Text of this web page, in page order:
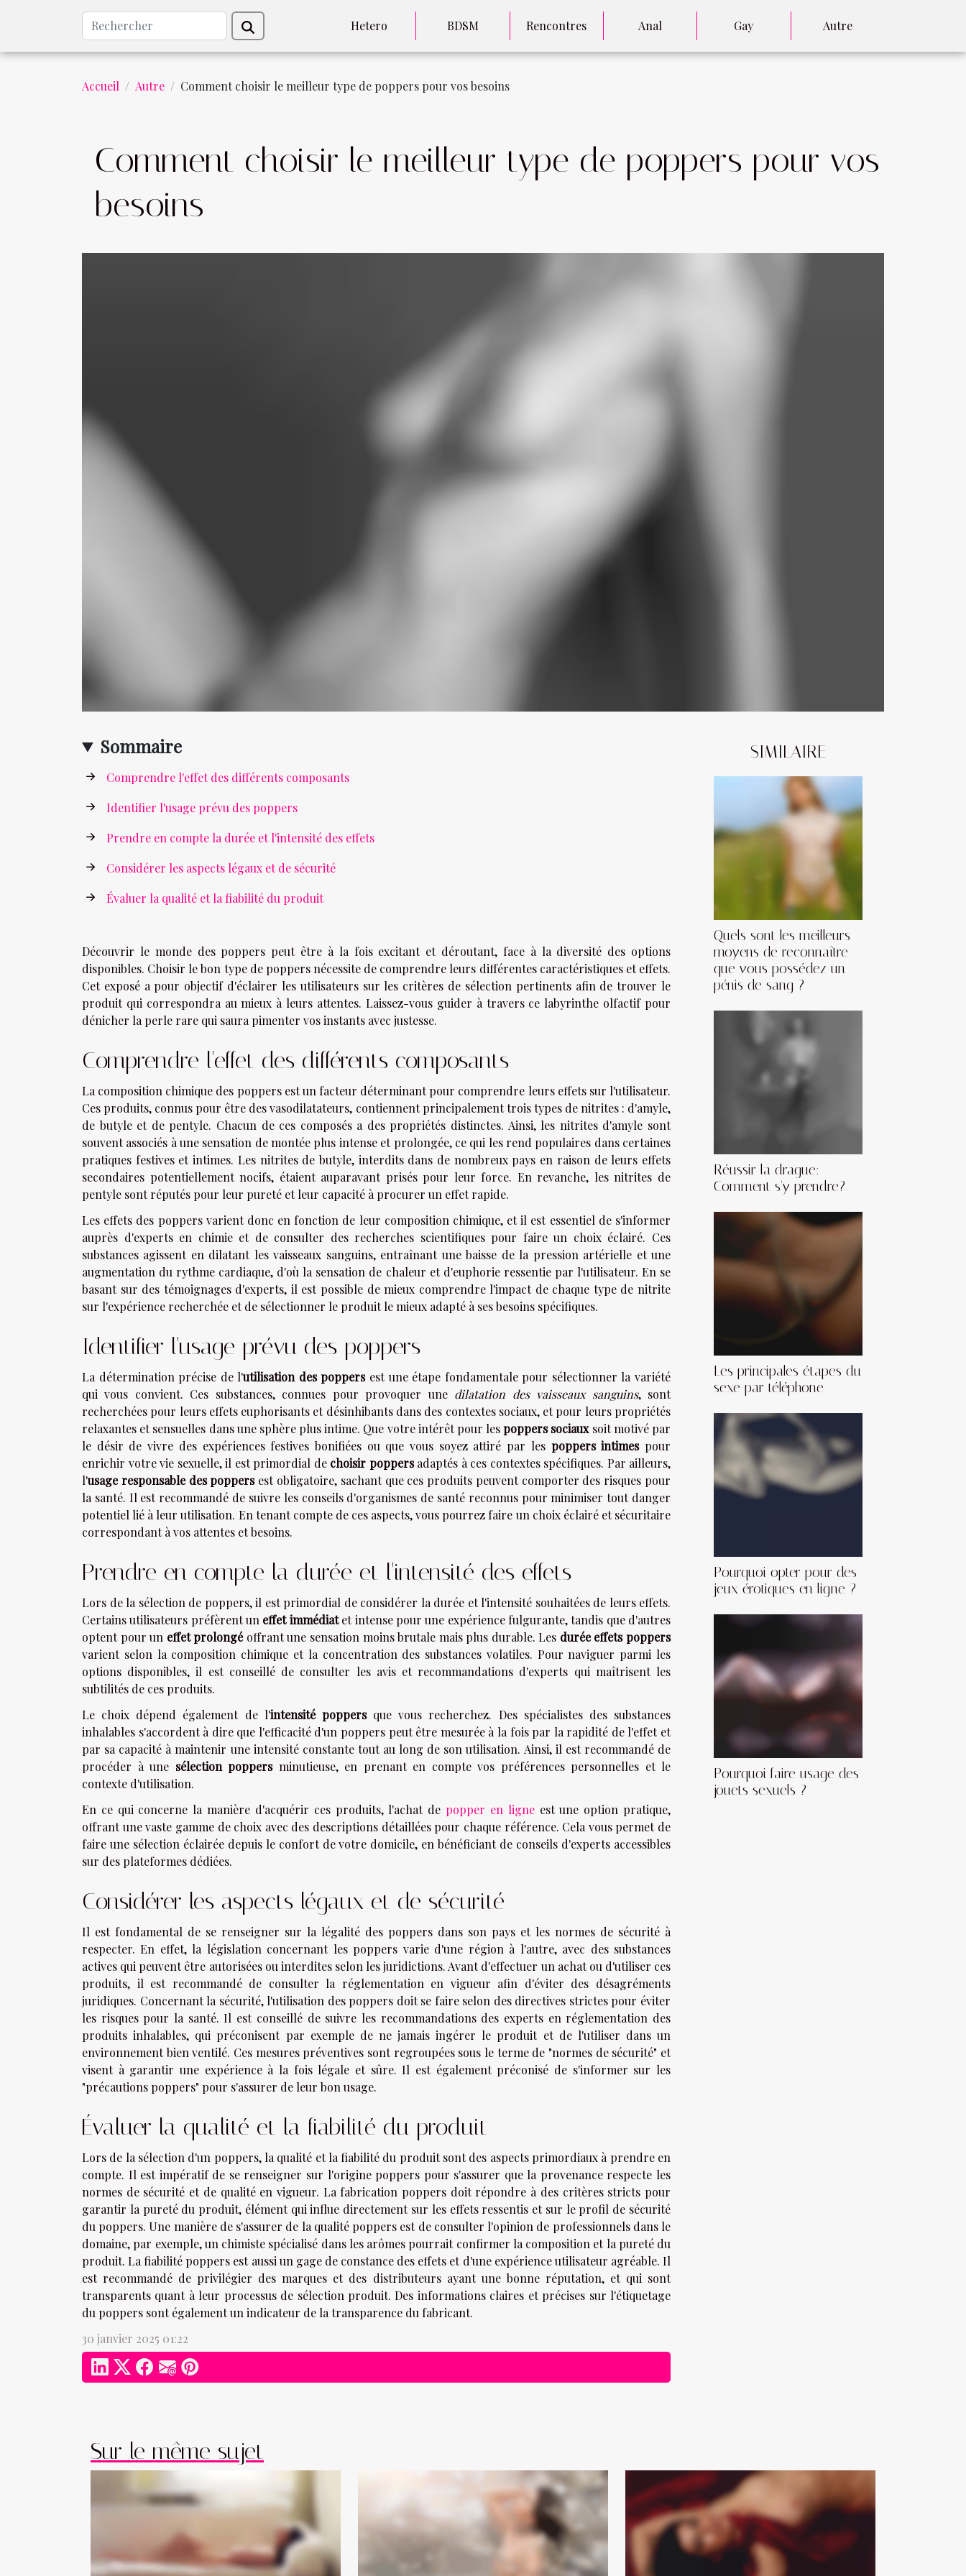
Hetero BDSM Rencontres Anal Gay Autre
Accueil Autre Comment choisir le meilleur type de poppers pour vos besoins
Comment choisir le meilleur type de poppers pour vos
besoins
Sommaire
Comprendre l'effet des différents composants
Identifier l'usage prévu des poppers
Prendre en compte la durée et l'intensité des effets
Considérer les aspects légaux et de sécurité
Évaluer la qualité et la fiabilité du produit
Découvrir le monde des poppers peut être à la fois excitant et déroutant, face à la diversité des options
disponibles. Choisir le bon type de poppers nécessite de comprendre leurs différentes caractéristiques et effets.
Cet exposé a pour objectif d'éclairer les utilisateurs sur les critères de sélection pertinents afin de trouver le
produit qui correspondra au mieux à leurs attentes. Laissez-vous guider à travers ce labyrinthe olfactif pour
dénicher la perle rare qui saura pimenter vos instants avec justesse.
Comprendre l'effet des différents composants
La composition chimique des poppers est un facteur déterminant pour comprendre leurs effets sur l'utilisateur.
Ces produits, connus pour être des vasodilatateurs, contiennent principalement trois types de nitrites : d'amyle,
de butyle et de pentyle. Chacun de ces composés a des propriétés distinctes. Ainsi, les nitrites d'amyle sont
souvent associés à une sensation de montée plus intense et prolongée, ce qui les rend populaires dans certaines
pratiques festives et intimes. Les nitrites de butyle, interdits dans de nombreux pays en raison de leurs effets
secondaires potentiellement nocifs, étaient auparavant prisés pour leur force. En revanche, les nitrites de
pentyle sont réputés pour leur pureté et leur capacité à procurer un effet rapide.
Les effets des poppers varient donc en fonction de leur composition chimique, et il est essentiel de s'informer
auprès d'experts en chimie et de consulter des recherches scientifiques pour faire un choix éclairé. Ces
substances agissent en dilatant les vaisseaux sanguins, entraînant une baisse de la pression artérielle et une
augmentation du rythme cardiaque, d'où la sensation de chaleur et d'euphorie ressentie par l'utilisateur. En se
basant sur des témoignages d'experts, il est possible de mieux comprendre l'impact de chaque type de nitrite
sur l'expérience recherchée et de sélectionner le produit le mieux adapté à ses besoins spécifiques.
Identifier l'usage prévu des poppers
La détermination précise de l'utilisation des poppersest une étape fondamentale pour sélectionner la variété
qui vous convient. Ces substances, connues pour provoquer une dilatation des vaisseaux sanguins, sont
recherchées pour leurs effets euphorisants et désinhibants dans des contextes sociaux, et pour leurs propriétés
relaxantes et sensuelles dans une sphère plus intime. Que votre intérêt pour lespoppers sociauxsoit motivé par
le désir de vivre des expériences festives bonifiées ou que vous soyez attiré par les poppers intimespour
enrichir votre vie sexuelle, il est primordial de choisir poppersadaptés à ces contextes spécifiques. Par ailleurs,
l'usage responsable des poppersest obligatoire, sachant que ces produits peuvent comporter des risques pour
la santé. Il est recommandé de suivre les conseils d'organismes de santé reconnus pour minimiser tout danger
potentiel lié à leur utilisation. En tenant compte de ces aspects, vous pourrez faire un choix éclairé et sécuritaire
correspondant à vos attentes et besoins.
Prendre en compte la durée et l'intensité des effets
Lors de la sélection de poppers, il est primordial de considérer la durée et l'intensité souhaitées de leurs effets.
Certains utilisateurs préfèrent un effet immédiatet intense pour une expérience fulgurante, tandis que d'autres
optent pour un effet prolongéoffrant une sensation moins brutale mais plus durable. Les durée effets poppers
varient selon la composition chimique et la concentration des substances volatiles. Pour naviguer parmi les
options disponibles, il est conseillé de consulter les avis et recommandations d'experts qui maîtrisent les
subtilités de ces produits.
Le choix dépend également de l'intensité poppersque vous recherchez. Des spécialistes des substances
inhalables s'accordent à dire que l'efficacité d'un poppers peut être mesurée à la fois par la rapidité de l'effet et
par sa capacité à maintenir une intensité constante tout au long de son utilisation. Ainsi, il est recommandé de
procéder à une sélection poppersminutieuse, en prenant en compte vos préférences personnelles et le
contexte d'utilisation.
En ce qui concerne la manière d'acquérir ces produits, l'achat de popper en ligneest une option pratique,
offrant une vaste gamme de choix avec des descriptions détaillées pour chaque référence. Cela vous permet de
faire une sélection éclairée depuis le confort de votre domicile, en bénéficiant de conseils d'experts accessibles
sur des plateformes dédiées.
Considérer les aspects légaux et de sécurité
Il est fondamental de se renseigner sur la légalité des poppers dans son pays et les normes de sécurité à
respecter. En effet, la législation concernant les poppers varie d'une région à l'autre, avec des substances
actives qui peuvent être autorisées ou interdites selon les juridictions. Avant d'effectuer un achat ou d'utiliser ces
produits, il est recommandé de consulter la réglementation en vigueur afin d'éviter des désagréments
juridiques. Concernant la sécurité, l'utilisation des poppers doit se faire selon des directives strictes pour éviter
les risques pour la santé. Il est conseillé de suivre les recommandations des experts en réglementation des
produits inhalables, qui préconisent par exemple de ne jamais ingérer le produit et de l'utiliser dans un
environnement bien ventilé. Ces mesures préventives sont regroupées sous le terme de "normes de sécurité" et
visent à garantir une expérience à la fois légale et sûre. Il est également préconisé de s'informer sur les
"précautions poppers" pour s'assurer de leur bon usage.
Évaluer la qualité et la fiabilité du produit
Lors de la sélection d'un poppers, la qualité et la fiabilité du produit sont des aspects primordiaux à prendre en
compte. Il est impératif de se renseigner sur l'origine poppers pour s'assurer que la provenance respecte les
normes de sécurité et de qualité en vigueur. La fabrication poppers doit répondre à des critères stricts pour
garantir la pureté du produit, élément qui influe directement sur les effets ressentis et sur le profil de sécurité
du poppers. Une manière de s'assurer de la qualité poppers est de consulter l'opinion de professionnels dans le
domaine, par exemple, un chimiste spécialisé dans les arômes pourrait confirmer la composition et la pureté du
produit. La fiabilité poppers est aussi un gage de constance des effets et d'une expérience utilisateur agréable. Il
est recommandé de privilégier des marques et des distributeurs ayant une bonne réputation, et qui sont
transparents quant à leur processus de sélection produit. Des informations claires et précises sur l'étiquetage
du poppers sont également un indicateur de la transparence du fabricant.
30 janvier 2025 01:22
SIMILAIRE
Quels sont les meilleurs
moyens de reconnaître
que vous possédez un
pénis de sang ?
Réussir la drague:
Comment s'y prendre?
Les principales étapes du
sexe par téléphone
Pourquoi opter pour des
jeux érotiques en ligne ?
Pourquoi faire usage des
jouets sexuels ?
Sur le même sujet